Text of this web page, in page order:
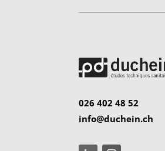
026 402 48 52
info@duchein.ch